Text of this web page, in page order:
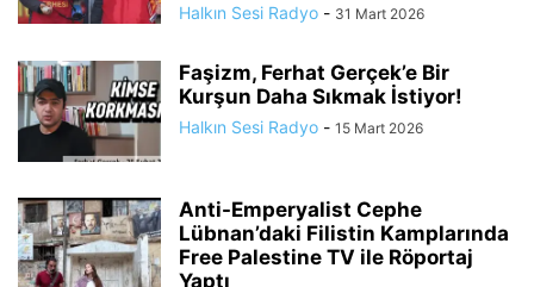
Halkın Sesi Radyo - 31 Mart 2026
Faşizm, Ferhat Gerçek’e Bir
Kurşun Daha Sıkmak İstiyor!
Halkın Sesi Radyo - 15 Mart 2026
Anti-Emperyalist Cephe
Lübnan’daki Filistin Kamplarında
Free Palestine TV ile Röportaj
Yaptı